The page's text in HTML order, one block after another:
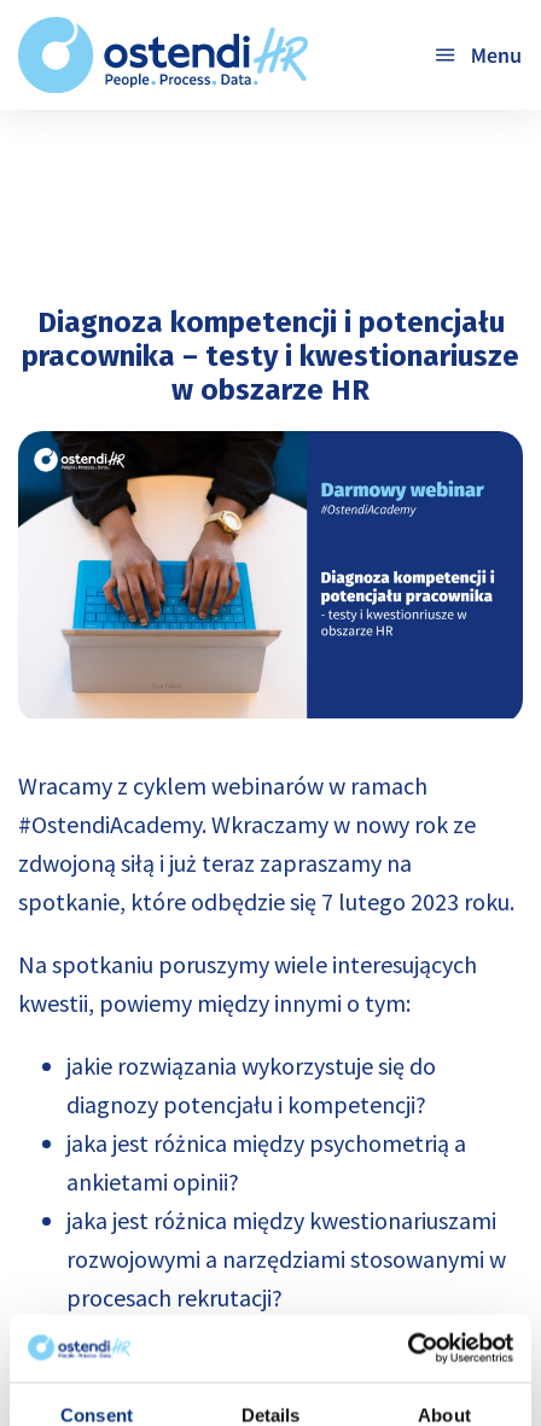
Consent Details About
Diagnoza kompetencji i potencjału
pracownika – testy i kwestionariusze
w obszarze HR
Wracamy z cyklem webinarów w ramach
#OstendiAcademy. Wkraczamy w nowy rok ze
zdwojoną siłą i już teraz zapraszamy na
spotkanie, które odbędzie się 7 lutego 2023 roku.
Na spotkaniu poruszymy wiele interesujących
kwestii, powiemy między innymi o tym:
jakie rozwiązania wykorzystuje się do
diagnozy potencjału i kompetencji?
jaka jest różnica między psychometrią a
ankietami opinii?
jaka jest różnica między kwestionariuszami
rozwojowymi a narzędziami stosowanymi w
procesach rekrutacji?
o czym warto pamiętać dobierając narzędzia